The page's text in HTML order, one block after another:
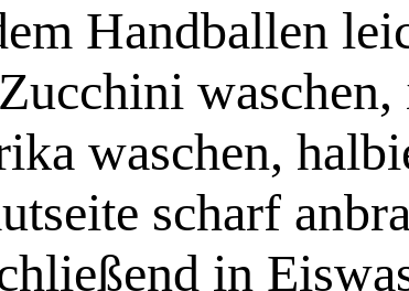
Handballen
waschen,
scharf
in